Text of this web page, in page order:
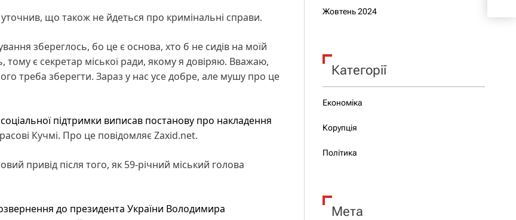
що також не йдеться про кримінальні справи.
збереглось, бо це є основа, хто б не сидів на моїй
є секретар міської ради, якому я довіряю. Вважаю,
треба зберегти. Зараз у нас усе добре, але мушу про це
підтримки виписав постанову про накладення
Кучмі. Про це повідомляє Zaxid.net.
привід після того, як 59-річний міський голова
до президента України Володимира
Жовтень 2024
Категорії
Економіка
Корупція
Політика
Мета